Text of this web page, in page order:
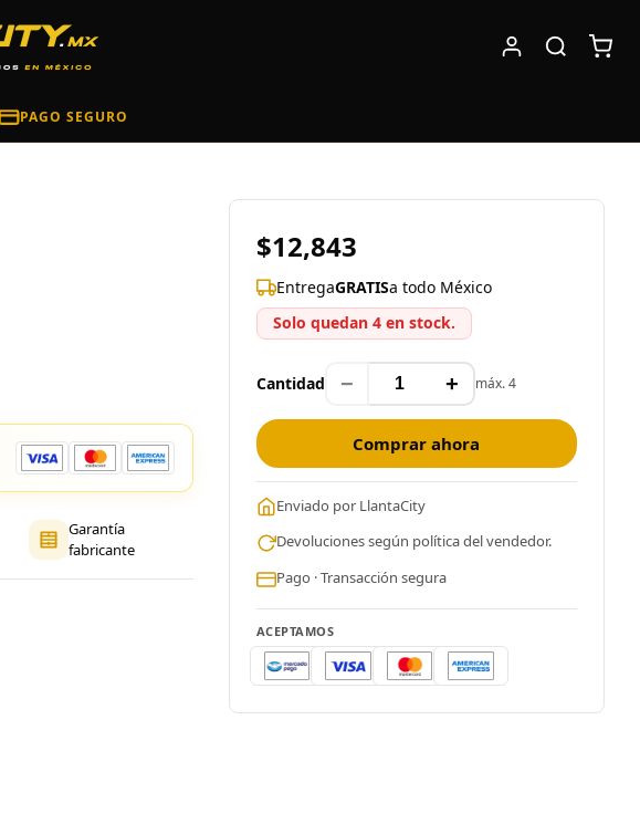
PAGO SEGURO
Garantía
fabricante
$12,843
EntregaGRATISa todo México
Solo quedan 4 en stock.
Cantidad − + máx. 4
Comprar ahora
Enviado por LlantaCity
Devoluciones según política del vendedor.
Pago · Transacción segura
ACEPTAMOS